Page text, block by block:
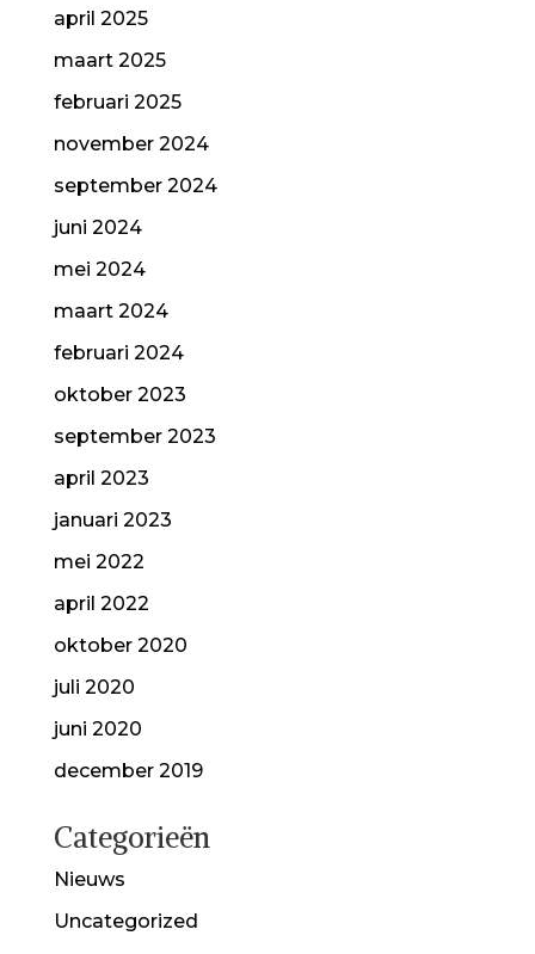
april 2025
maart 2025
februari 2025
november 2024
september 2024
juni 2024
mei 2024
maart 2024
februari 2024
oktober 2023
september 2023
april 2023
januari 2023
mei 2022
april 2022
oktober 2020
juli 2020
juni 2020
december 2019
Categorieën
Nieuws
Uncategorized